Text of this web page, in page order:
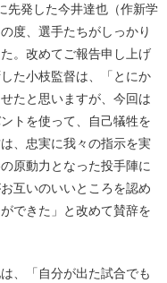
先発した今井達也（作新学
度、選手たちがしっかり
。改めてご報告申し上げ
た小枝監督は、「とにか
たと思いますが、今回は
トを使って、自己犠牲を
、忠実に我々の指示を実
原動力となった投手陣に
互いのいいところを認め
できた」と改めて賛辞を
、「自分が出た試合でも